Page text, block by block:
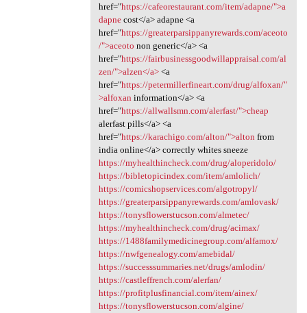
href="https://cafeorestaurant.com/item/adapne/">a
dapnecost</a> adapne <a
href="https://greaterparsippanyrewards.com/aceoto
/">aceoto non generic</a> <a
href="https://fairbusinessgoodwillappraisal.com/al
zen/">alzen</a><a
href="https://petermillerfineart.com/drug/alfoxan/"
>alfoxan information</a> <a
href="https://allwallsmn.com/alerfast/">cheap
alerfast pills</a> <a
href="https://karachigo.com/alton/">alton from
india online</a> correctly whites sneeze
https://myhealthincheck.com/drug/aloperidolo/
https://bibletopicindex.com/item/amlolich/
https://comicshopservices.com/algotropyl/
https://greaterparsippanyrewards.com/amlovask/
https://tonysflowerstucson.com/almetec/
https://myhealthincheck.com/drug/acimax/
https://1488familymedicinegroup.com/alfamox/
https://nwfgenealogy.com/amebidal/
https://successsummaries.net/drugs/amlodin/
https://castleffrench.com/alerfan/
https://profitplusfinancial.com/item/ainex/
https://tonysflowerstucson.com/algine/